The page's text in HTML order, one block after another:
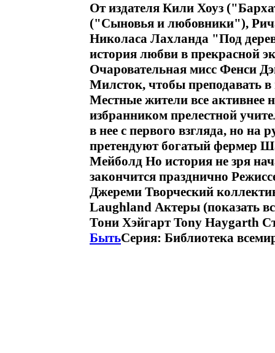
От издателя Кили Хоуз
("Сыновья и любовники"),
Николаса Лахланда "Под
история любви в прекрасной
Очаровательная мисс Фенси
Милсток, чтобы преподавать в
Местные жители все активнее
избранником прелестной
в нее с первого взгляда, но на
претендуют богатый фермер
Мейболд Но история не зря
закончится празднично
Джереми Творческий
Laughland Актеры (показать
Тони Хэйгарт Tony Haygarth
БытьСерия: Библиотека